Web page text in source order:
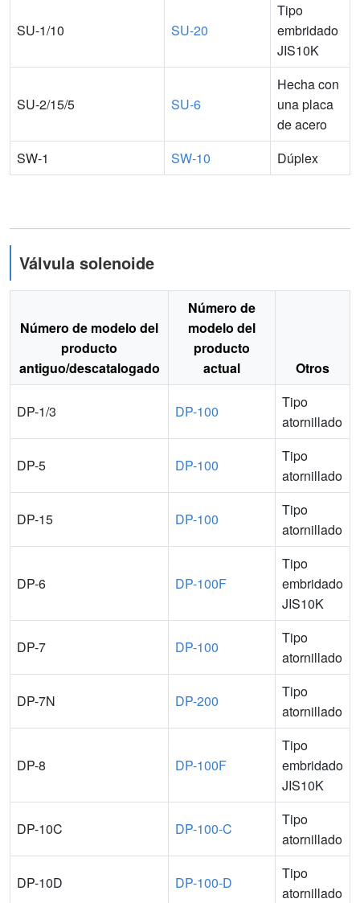
SU-1/10 SU-20
Tipo
embridado
JIS10K
SU-2/15/5 SU-6
Hecha con
una placa
de acero
SW-1
SW-10 Dúplex
Válvula solenoide
Número de modelo del
producto
antiguo/descatalogado
Número de
modelo del
producto
actual
Otros
DP-1/3 DP-100
Tipo
atornillado
DP-5 DP-100
Tipo
atornillado
DP-15 DP-100
Tipo
atornillado
DP-6 DP-100F
Tipo
embridado
JIS10K
DP-7 DP-100
Tipo
atornillado
DP-7N DP-200
Tipo
atornillado
DP-8 DP-100F
Tipo
embridado
JIS10K
DP-10C DP-100-C
Tipo
atornillado
DP-10D DP-100-D
Tipo
atornillado